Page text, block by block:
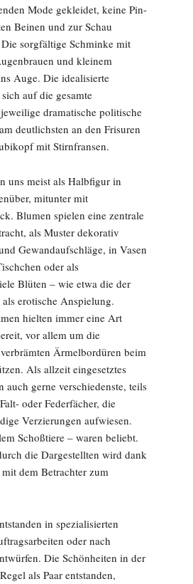
Mode gekleidet, keine Pin-
Beinen und zur Schau
sorgfältige Schminke mit
und kleinem
Auge. Die idealisierte
auf die gesamte
dramatische politische
deutlichsten an den Frisuren
mit Stirnfransen.
uns meist als Halbfigur in
mitunter mit
Blumen spielen eine zentrale
als Muster dekorativ
Gewandaufschläge, in Vasen
oder als
Blüten – wie etwa die der
erotische Anspielung.
hielten immer eine Art
vor allem um die
Ärmelbordüren beim
Als allzeit eingesetztes
auch gerne verschiedenste, teils
oder Federfächer, die
Verzierungen aufwiesen.
Schoßtiere – waren beliebt.
die Dargestellten wird dank
dem Betrachter zum
in spezialisierten
oder nach
Die Schönheiten in der
als Paar entstanden,